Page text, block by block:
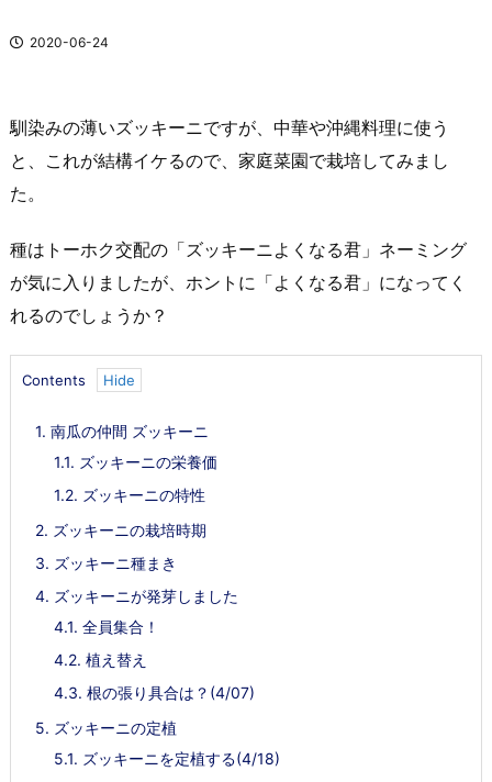
2020-06-24
馴染みの薄いズッキーニですが、中華や沖縄料理に使う
と、これが結構イケるので、家庭菜園で栽培してみまし
た。
種はトーホク交配の「ズッキーニよくなる君」ネーミング
が気に入りましたが、ホントに「よくなる君」になってく
れるのでしょうか？
Contents
1. 南瓜の仲間 ズッキーニ
1.1. ズッキーニの栄養価
1.2. ズッキーニの特性
2. ズッキーニの栽培時期
3. ズッキーニ種まき
4. ズッキーニが発芽しました
4.1. 全員集合！
4.2. 植え替え
4.3. 根の張り具合は？(4/07)
5. ズッキーニの定植
5.1. ズッキーニを定植する(4/18)